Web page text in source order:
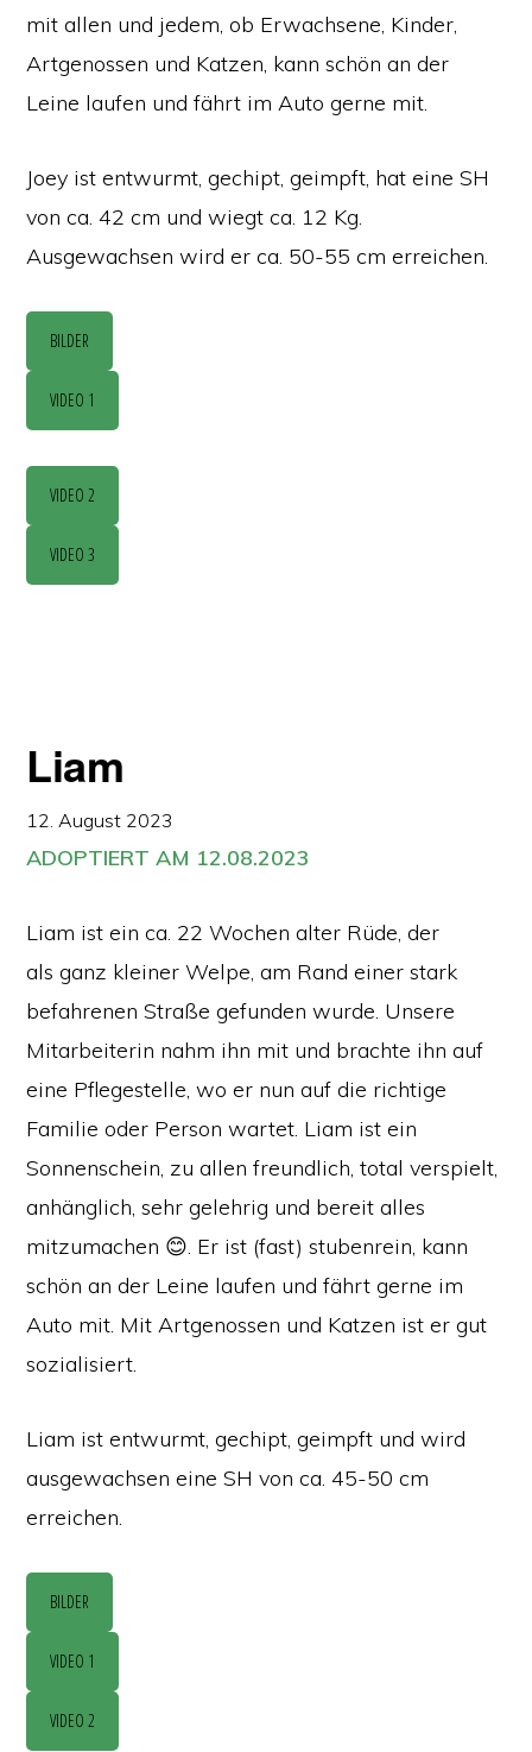
mit allen und jedem, ob Erwachsene, Kinder,
Artgenossen und Katzen, kann schön an der
Leine laufen und fährt im Auto gerne mit.
Joey ist entwurmt, gechipt, geimpft, hat eine SH
von ca. 42 cm und wiegt ca. 12 Kg.
Ausgewachsen wird er ca. 50-55 cm erreichen.
BILDER
VIDEO 1
VIDEO 2
VIDEO 3
Liam
12. August 2023
ADOPTIERT AM 12.08.2023
Liam ist ein ca. 22 Wochen alter Rüde, der
als ganz kleiner Welpe, am Rand einer stark
befahrenen Straße gefunden wurde. Unsere
Mitarbeiterin nahm ihn mit und brachte ihn auf
eine Pflegestelle, wo er nun auf die richtige
Familie oder Person wartet. Liam ist ein
Sonnenschein, zu allen freundlich, total verspielt,
anhänglich, sehr gelehrig und bereit alles
mitzumachen 😊. Er ist (fast) stubenrein, kann
schön an der Leine laufen und fährt gerne im
Auto mit. Mit Artgenossen und Katzen ist er gut
sozialisiert.
Liam ist entwurmt, gechipt, geimpft und wird
ausgewachsen eine SH von ca. 45-50 cm
erreichen.
BILDER
VIDEO 1
VIDEO 2